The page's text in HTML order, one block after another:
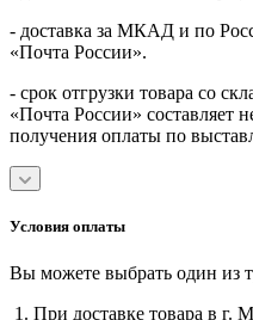
- доставка за МКАД и по
«Почта России».
- срок отгрузки товара со
«Почта России» составляет
получения оплаты по
Условия оплаты
Вы можете выбрать один из
1. При доставке товара в г.